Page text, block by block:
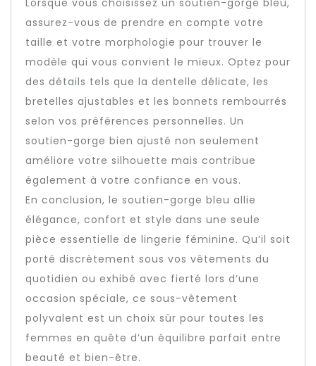
Lorsque vous choisissez un soutien-gorge bleu,
assurez-vous de prendre en compte votre
taille et votre morphologie pour trouver le
modèle qui vous convient le mieux. Optez pour
des détails tels que la dentelle délicate, les
bretelles ajustables et les bonnets rembourrés
selon vos préférences personnelles. Un
soutien-gorge bien ajusté non seulement
améliore votre silhouette mais contribue
également à votre confiance en vous.
En conclusion, le soutien-gorge bleu allie
élégance, confort et style dans une seule
pièce essentielle de lingerie féminine. Qu’il soit
porté discrètement sous vos vêtements du
quotidien ou exhibé avec fierté lors d’une
occasion spéciale, ce sous-vêtement
polyvalent est un choix sûr pour toutes les
femmes en quête d’un équilibre parfait entre
beauté et bien-être.